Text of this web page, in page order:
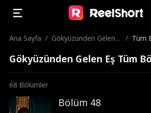
Ana Sayfa / Gökyüzünden Gelen E
/ Tüm
Gökyüzünden Gelen Eş Tüm
68 Bölümler
Bölüm 48